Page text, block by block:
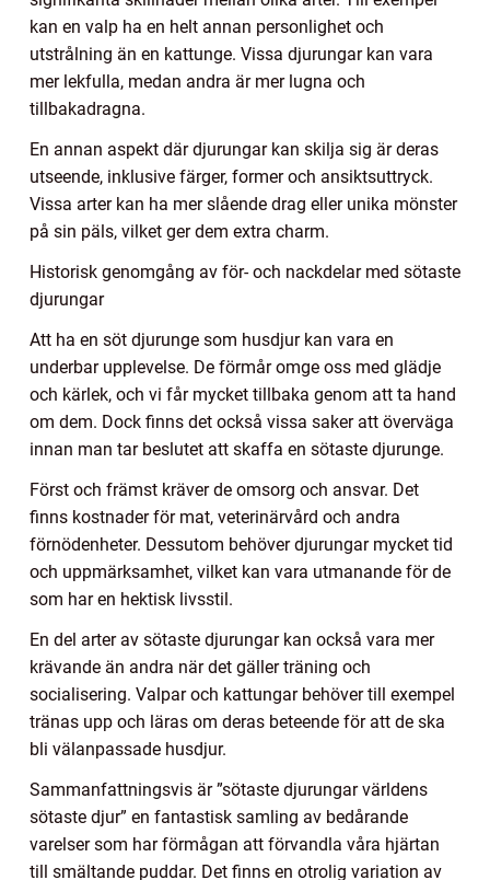
kan en valp ha en helt annan personlighet och
utstrålning än en kattunge. Vissa djurungar kan vara
mer lekfulla, medan andra är mer lugna och
tillbakadragna.
En annan aspekt där djurungar kan skilja sig är deras
utseende, inklusive färger, former och ansiktsuttryck.
Vissa arter kan ha mer slående drag eller unika mönster
på sin päls, vilket ger dem extra charm.
Historisk genomgång av för- och nackdelar med sötaste
djurungar
Att ha en söt djurunge som husdjur kan vara en
underbar upplevelse. De förmår omge oss med glädje
och kärlek, och vi får mycket tillbaka genom att ta hand
om dem. Dock finns det också vissa saker att överväga
innan man tar beslutet att skaffa en sötaste djurunge.
Först och främst kräver de omsorg och ansvar. Det
finns kostnader för mat, veterinärvård och andra
förnödenheter. Dessutom behöver djurungar mycket tid
och uppmärksamhet, vilket kan vara utmanande för de
som har en hektisk livsstil.
En del arter av sötaste djurungar kan också vara mer
krävande än andra när det gäller träning och
socialisering. Valpar och kattungar behöver till exempel
tränas upp och läras om deras beteende för att de ska
bli välanpassade husdjur.
Sammanfattningsvis är ”sötaste djurungar världens
sötaste djur” en fantastisk samling av bedårande
varelser som har förmågan att förvandla våra hjärtan
till smältande puddar. Det finns en otrolig variation av